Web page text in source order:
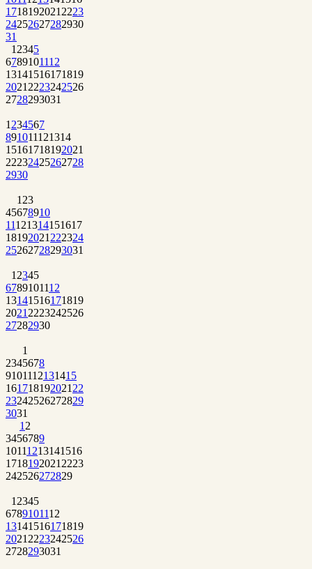
1718192021 2223
24252627282930
31
1 2345
6789101112
13141516171819
2021 2223242526
2728293031
1 234567
891011121314
15161718192021
22232425262728
2930
1 23
45678910
11121314151617
18192021 222324
25262728293031
1 2345
6789101112
13141516171819
2021 2223242526
27282930
1
2345678
9101112131415
161718192021 22
23242526272829
3031
1 2
3456789
10111213141516
1718192021 2223
242526272829
1 2345
6789101112
13141516171819
2021 2223242526
2728293031